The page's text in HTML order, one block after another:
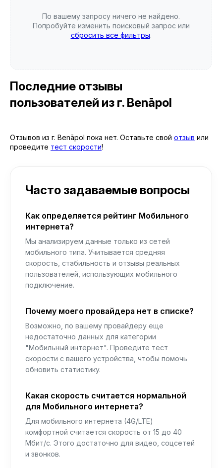
По вашему запросу ничего не найдено.
Попробуйте изменить поисковый запрос или
сбросить все фильтры.
Последние отзывы
пользователей из г. Benāpol
Отзывов из г. Benāpol пока нет. Оставьте свой отзыв или
проведите тест скорости!
Часто задаваемые вопросы
Как определяется рейтинг Мобильного
интернета?
Мы анализируем данные только из сетей
мобильного типа. Учитывается средняя
скорость, стабильность и отзывы реальных
пользователей, использующих мобильного
подключение.
Почему моего провайдера нет в списке?
Возможно, по вашему провайдеру еще
недостаточно данных для категории
"Мобильный интернет". Проведите тест
скорости с вашего устройства, чтобы помочь
обновить статистику.
Какая скорость считается нормальной
для Мобильного интернета?
Для мобильного интернета (4G/LTE)
комфортной считается скорость от 15 до 40
Мбит/с. Этого достаточно для видео, соцсетей
и звонков.